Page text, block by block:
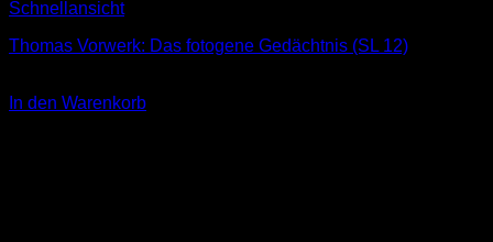
Schnellansicht
Thomas Vorwerk: Das fotogene Gedächtnis (SL 12)
In den Warenkorb